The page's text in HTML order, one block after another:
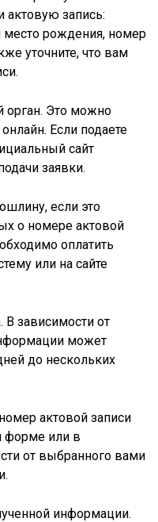
актовую запись:
место рождения, номер
уточните, что вам
орган. Это можно
Если подаете
сайт
заявки.
если это
о номере актовой
оплатить
или на сайте
В зависимости от
может
до нескольких
актовой записи
форме или в
от выбранного вами
информации.